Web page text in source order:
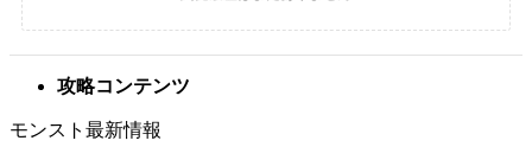
攻略コンテンツ
モンスト最新情報